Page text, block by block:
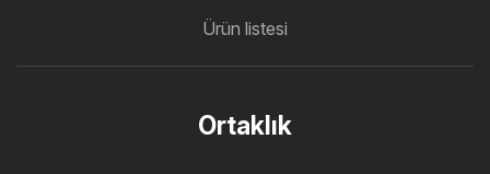
Ürün listesi
Ortaklık